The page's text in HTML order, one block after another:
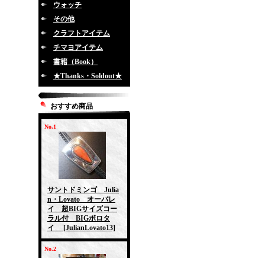
ウォッチ
その他
クラフトアイテム
チマヨアイテム
書籍（Book）
★Thanks・Soldout★
おすすめ商品
No.1
サントドミンゴ Julia
n・Lovato オーバレ
イ 超BIGサイズコー
ラル付 BIGボロタ
イ
[JulianLovato13]
No.2